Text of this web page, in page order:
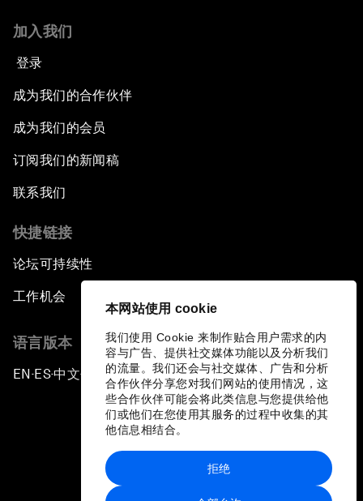
本网站使用 cookie
我们使用 Cookie 来制作贴合用户需求的内
容与广告、提供社交媒体功能以及分析我们
的流量。我们还会与社交媒体、广告和分析
合作伙伴分享您对我们网站的使用情况，这
些合作伙伴可能会将此类信息与您提供给他
们或他们在您使用其服务的过程中收集的其
他信息相结合。
拒绝
加入我们
登录
成为我们的合作伙伴
成为我们的会员
订阅我们的新闻稿
联系我们
快捷链接
论坛可持续性
工作机会
语言版本
EN ▪ES▪中文▪ 日本語